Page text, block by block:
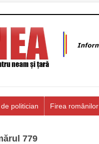
politician Firea românilor
779